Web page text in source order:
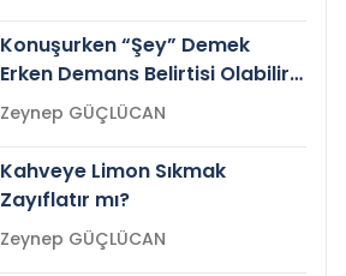
Konuşurken “Şey” Demek
Erken Demans Belirtisi Olabilir
mi?
Zeynep GÜÇLÜCAN
Kahveye Limon Sıkmak
Zayıflatır mı?
Zeynep GÜÇLÜCAN